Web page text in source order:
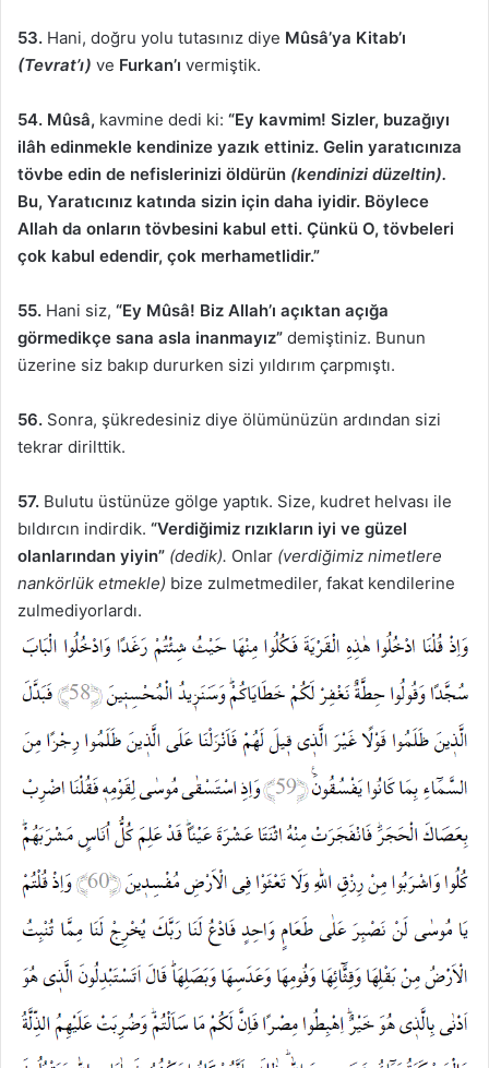
53. Hani, doğru yolu tutasınız diye Mûsâ’ya Kitab’ı
(Tevrat’ı) ve Furkan’ı vermiştik.
54. Mûsâ, kavmine dedi ki: “Ey kavmim! Sizler, buzağıyı
ilâh edinmekle kendinize yazık ettiniz. Gelin yaratıcınıza
tövbe edin de nefislerinizi öldürün (kendinizi düzeltin).
Bu, Yaratıcınız katında sizin için daha iyidir. Böylece
Allah da onların tövbesini kabul etti. Çünkü O, tövbeleri
çok kabul edendir, çok merhametlidir.”
55. Hani siz, “Ey Mûsâ! Biz Allah’ı açıktan açığa
görmedikçe sana asla inanmayız” demiştiniz. Bunun
üzerine siz bakıp dururken sizi yıldırım çarpmıştı.
56. Sonra, şükredesiniz diye ölümünüzün ardından sizi
tekrar dirilttik.
57. Bulutu üstünüze gölge yaptık. Size, kudret helvası ile
bıldırcın indirdik. “Verdiğimiz rızıkların iyi ve güzel
olanlarından yiyin” (dedik). Onlar (verdiğimiz nimetlere
nankörlük etmekle) bize zulmetmediler, fakat kendilerine
zulmediyorlardı.